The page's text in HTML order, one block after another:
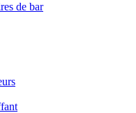
de bar